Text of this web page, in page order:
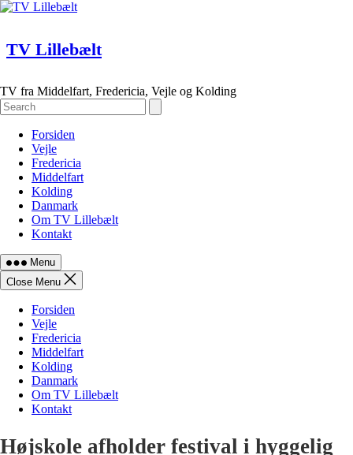
Skip
TV Lillebælt
TV fra Middelfart, Fredericia, Vejle og Kolding
Forsiden
Vejle
Fredericia
Middelfart
Kolding
Danmark
Om TV Lillebælt
Kontakt
Menu
Close Menu
Forsiden
Vejle
Fredericia
Middelfart
Kolding
Danmark
Om TV Lillebælt
Kontakt
Højskole afholder festival i hyggelig